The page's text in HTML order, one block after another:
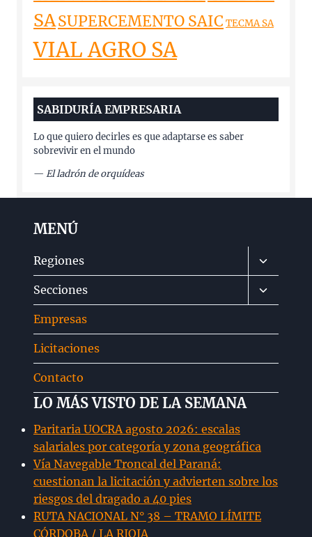
SASUPERCEMENTO SAIC TECMA SA
VIAL AGRO SA
SABIDURÍA EMPRESARIA
Lo que quiero decirles es que adaptarse es saber
sobrevivir en el mundo
— El ladrón de orquídeas
MENÚ
Regiones
Alternar
menú
hijo
Secciones
Alternar
menú
Empresas
Licitaciones
Contacto
LO MÁS VISTO DE LA SEMANA
Paritaria UOCRA agosto 2026: escalas
salariales por categoría y zona geográfica
Vía Navegable Troncal del Paraná:
cuestionan la licitación y advierten sobre los
riesgos del dragado a 40 pies
RUTA NACIONAL N° 38 – TRAMO LÍMITE
CÓRDOBA / LA RIOJA